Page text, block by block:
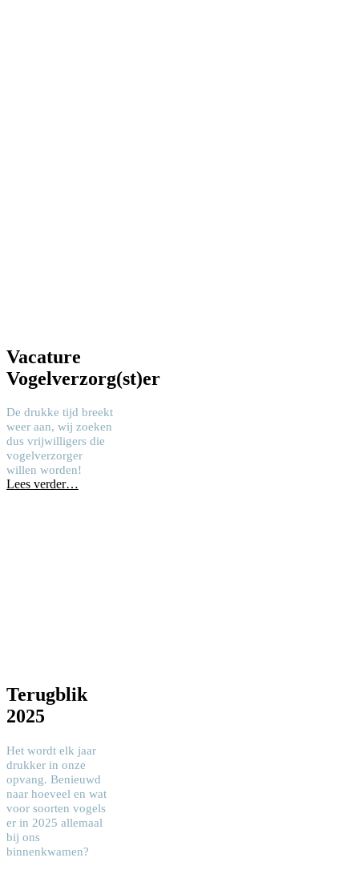
Vacature
Vogelverzorg(st)er
De drukke tijd breekt
weer aan, wij zoeken
dus vrijwilligers die
vogelverzorger
willen worden!
Lees verder…
Terugblik
2025
Het wordt elk jaar
drukker in onze
opvang. Benieuwd
naar hoeveel en wat
voor soorten vogels
er in 2025 allemaal
bij ons
binnenkwamen?